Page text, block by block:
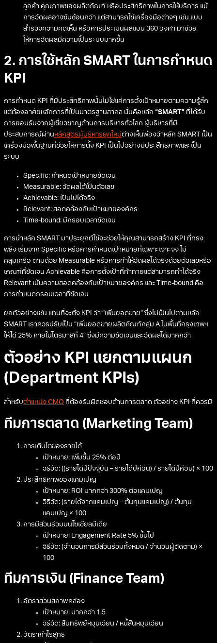
ลูกค้า คุณภาพของผลิตภัณฑ์ หรือประสิทธิภาพในการให้บริการ แม้
การวัดผลอาจซับซ้อนกว่า แต่สามารถใช้เครื่องมือต่างๆ เช่น แบบ
สำรวจความคิดเห็น หรือการประเมินผลแบบ 360 องศา มาช่วย
ให้การวัดผลมีความเป็นระบบมากขึ้น
2. การใช้หลัก SMART ในการกำหนด
KPI
การกำหนด KPI ที่มีประสิทธิภาพนั้นไม่ใช่แค่การตั้งเป้าหมายตามความรู้สึก
แต่ต้องอาศัยหลักการที่เป็นมาตรฐานสากล นั่นคือหลัก “SMART” ที่ได้รับ
การยอมรับจากผู้เชี่ยวชาญด้านการบริหารทั่วโลก ผู้บริหารที่มี
ประสบการณ์ผ่านหลักสูตรผู้บริหารยุคใหม่ต่างเห็นพ้องว่าหลัก SMART เป็น
เครื่องมือพื้นฐานที่ช่วยให้การตั้ง KPI เป็นไปอย่างมีประสิทธิภาพและเป็น
ระบบ
Specific: กำหนดเป้าหมายชัดเจน
Measurable: วัดผลได้เป็นตัวเลข
Achievable: เป็นไปได้จริง
Relevant: สอดคล้องกับเป้าหมายองค์กร
Time-bound: มีกรอบเวลาชัดเจน
การนำหลัก SMART มาประยุกต์ใช้จะช่วยให้คุณสามารถสร้าง KPI ที่ทรง
พลัง เริ่มจาก Specific หรือการกำหนดเป้าหมายที่เฉพาะเจาะจง ไม่
คลุมเครือ ตามด้วย Measurable หรือการทำให้วัดผลได้จริงด้วยตัวเลขหรือ
เกณฑ์ที่ชัดเจน Achievable คือการตั้งเป้าที่ท้าทายแต่สามารถทำได้จริง
Relevant เน้นความสอดคล้องกับเป้าหมายองค์กร และ Time-bound คือ
การกำหนดกรอบเวลาที่ชัดเจน
ยกตัวอย่างเช่น แทนที่จะตั้ง KPI ว่า “เพิ่มยอดขาย” ซึ่งไม่เป็นไปตามหลัก
SMART เราควรปรับเป็น “เพิ่มยอดขายผลิตภัณฑ์กลุ่ม A ในพื้นที่กรุงเทพฯ
ให้ได้ 25% ภายในไตรมาสที่ 4” ซึ่งมีความชัดเจนและวัดผลได้มากกว่า
ตัวอย่าง KPI แยกตามแผนก
(Department KPIs)
สำหรับตำแหน่ง CMO ที่ต้องรับผิดชอบด้านการตลาด ตัวอย่าง KPI ที่ควรมี
ทีมการตลาด (Marketing Team)
การเติบโตของรายได้
เป้าหมาย: เพิ่มขึ้น 25% ต่อปี
วิธีวัด: ((รายได้ปีปัจจุบัน – รายได้ปีก่อน) / รายได้ปีก่อน) × 100
ประสิทธิภาพของแคมเปญ
เป้าหมาย: ROI มากกว่า 300% ต่อแคมเปญ
วิธีวัด: (รายได้จากแคมเปญ – ต้นทุนแคมเปญ) / ต้นทุน
แคมเปญ × 100
การมีส่วนร่วมบนโซเชียลมีเดีย
เป้าหมาย: Engagement Rate 5% ขึ้นไป
วิธีวัด: (จำนวนการมีส่วนร่วมทั้งหมด / จำนวนผู้ติดตาม) ×
100
ทีมการเงิน (Finance Team)
อัตราส่วนสภาพคล่อง
เป้าหมาย: มากกว่า 1.5
วิธีวัด: สินทรัพย์หมุนเวียน / หนี้สินหมุนเวียน
อัตรากำไรสุทธิ